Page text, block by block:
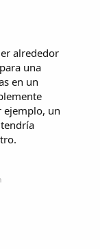
alrededor
una
en un
ejemplo, un